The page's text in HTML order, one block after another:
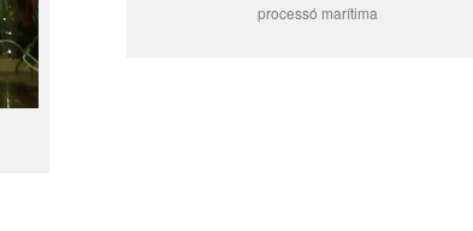
processó marítima